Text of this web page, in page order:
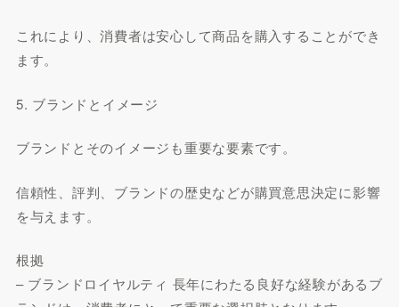
これにより、消費者は安心して商品を購入することができ
ます。
5. ブランドとイメージ
ブランドとそのイメージも重要な要素です。
信頼性、評判、ブランドの歴史などが購買意思決定に影響
を与えます。
根拠
– ブランドロイヤルティ 長年にわたる良好な経験があるブ